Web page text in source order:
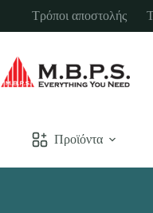
περιεχόμενο
Τρόποι αποστολής
Προϊόντα